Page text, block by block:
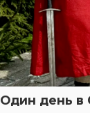
Один день в